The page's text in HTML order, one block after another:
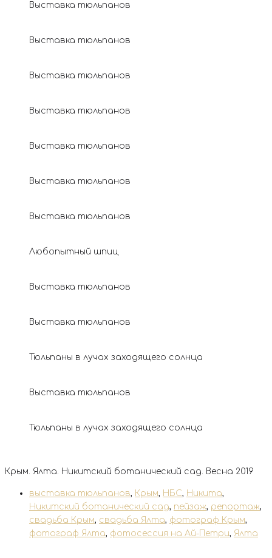
Выставка тюльпанов
Выставка тюльпанов
Выставка тюльпанов
Выставка тюльпанов
Выставка тюльпанов
Выставка тюльпанов
Выставка тюльпанов
Любопытный шпиц
Выставка тюльпанов
Выставка тюльпанов
Тюльпаны в лучах заходящего солнца
Выставка тюльпанов
Тюльпаны в лучах заходящего солнца
Крым. Ялта. Никитский ботанический сад. Весна 2019
выставка тюльпанов, Крым, НБС, Никита,
Никитский ботанический сад, пейзаж, репортаж,
свадьба Крым, свадьба Ялта, фотограф Крым,
фотограф Ялта, фотосессия на Ай-Петри, Ялта